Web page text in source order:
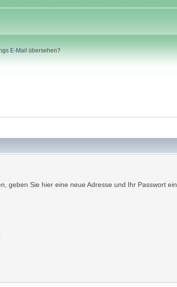
E-Mail übersehen?
geben Sie hier eine neue Adresse und Ihr Passwort ein.